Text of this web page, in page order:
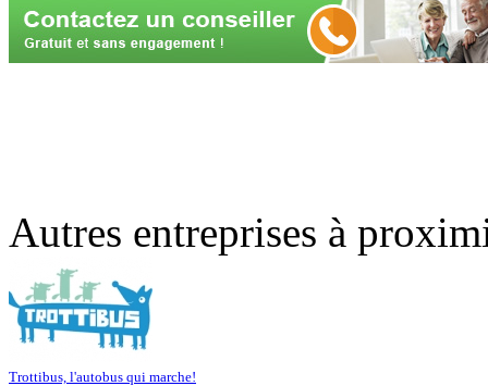
Autres entreprises à
Trottibus, l'autobus qui marche!